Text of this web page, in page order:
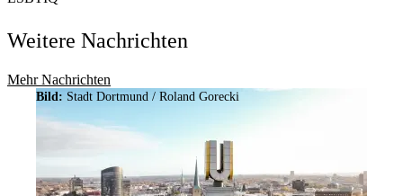
Weitere Nachrichten
Mehr Nachrichten
Bild: Stadt Dortmund / Roland Gorecki